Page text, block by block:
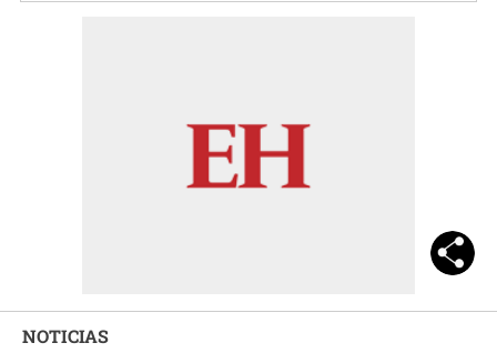
NOTICIAS